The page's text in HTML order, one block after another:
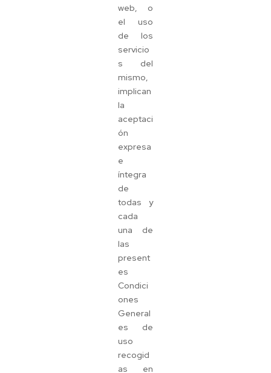
web, o
el uso
de los
servicio
s del
mismo,
implican
la
aceptaci
ón
expresa
e
íntegra
de
todas y
cada
una de
las
present
es
Condici
ones
General
es de
uso
recogid
as en